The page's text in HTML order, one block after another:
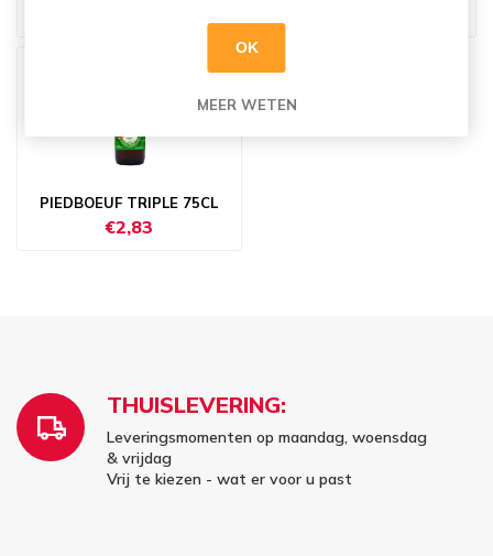
PIEDBOEUF TRIPLE 75CL
€2,83
THUISLEVERING:
Leveringsmomenten op maandag, woensdag
& vrijdag
Vrij te kiezen - wat er voor u past
OK
MEER WETEN